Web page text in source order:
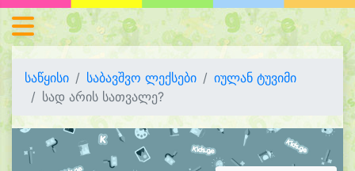
საწყისი საბავშვო ლექსები
იულან ტუვიმი
სად არის სათვალე?